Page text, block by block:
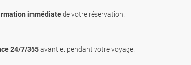
immédiatede votre réservation.
24/7/365avant et pendant votre voyage.